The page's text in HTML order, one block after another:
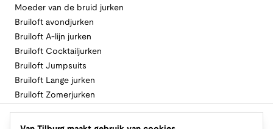
Moeder van de bruid jurken
Bruiloft avondjurken
Bruiloft A-lijn jurken
Bruiloft Cocktailjurken
Bruiloft Jumpsuits
Bruiloft Lange jurken
Bruiloft Zomerjurken